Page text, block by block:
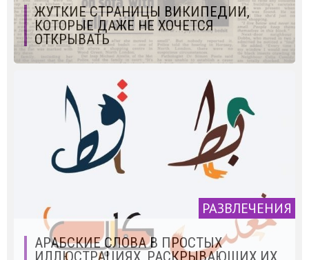
ЖУТКИЕ СТРАНИЦЫ ВИКИПЕДИИ,
КОТОРЫЕ ДАЖЕ НЕ ХОЧЕТСЯ
ОТКРЫВАТЬ
РАЗВЛЕЧЕНИЯ
АРАБСКИЕ СЛОВА В ПРОСТЫХ
ИЛЛЮСТРАЦИЯХ, РАСКРЫВАЮЩИХ ИХ